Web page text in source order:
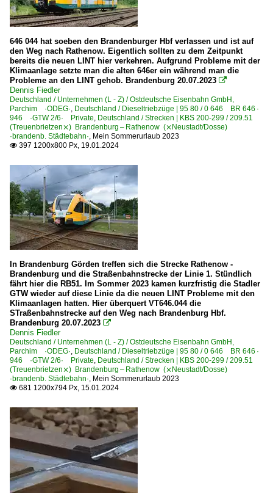
646 044 hat soeben den Brandenburger Hbf verlassen und ist auf
den Weg nach Rathenow. Eigentlich sollten zu dem Zeitpunkt
bereits die neuen LINT hier verkehren. Aufgrund Probleme mit der
Klimaanlage setzte man die alten 646er ein während man die
Probleme an den LINT gehob. Brandenburg 20.07.2023 
Dennis Fiedler
Deutschland / Unternehmen (L - Z) / Ostdeutsche Eisenbahn GmbH,
Parchim ·ODEG·, Deutschland / Dieseltriebzüge | 95 80 / 0 646 BR 646 ·
946 ·GTW 2/6· Private, Deutschland / Strecken | KBS 200-299 / 209.51
(Treuenbrietzen⨯) Brandenburg – Rathenow (⨯Neustadt/Dosse)
·brandenb. Städtebahn·, Mein Sommerurlaub 2023
 397 1200x800 Px, 19.01.2024
In Brandenburg Görden treffen sich die Strecke Rathenow -
Brandenburg und die Straßenbahnstrecke der Linie 1. Stündlich
fährt hier die RB51. Im Sommer 2023 kamen kurzfristig die Stadler
GTW wieder auf diese Linie da die neuen LINT Probleme mit den
Klimaanlagen hatten. Hier überquert VT646.044 die
STraßenbahnstrecke auf den Weg nach Brandenburg Hbf.
Brandenburg 20.07.2023 
Dennis Fiedler
Deutschland / Unternehmen (L - Z) / Ostdeutsche Eisenbahn GmbH,
Parchim ·ODEG·, Deutschland / Dieseltriebzüge | 95 80 / 0 646 BR 646 ·
946 ·GTW 2/6· Private, Deutschland / Strecken | KBS 200-299 / 209.51
(Treuenbrietzen⨯) Brandenburg – Rathenow (⨯Neustadt/Dosse)
·brandenb. Städtebahn·, Mein Sommerurlaub 2023
 681 1200x794 Px, 15.01.2024